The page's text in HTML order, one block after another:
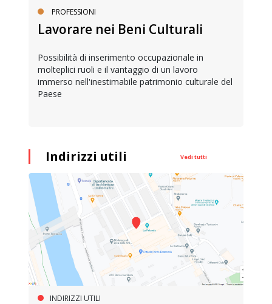
PROFESSIONI
Lavorare nei Beni Culturali
Possibilità di inserimento occupazionale in
molteplici ruoli e il vantaggio di un lavoro
immerso nell'inestimabile patrimonio culturale del
Paese
Indirizzi utili Vedi tutti
INDIRIZZI UTILI